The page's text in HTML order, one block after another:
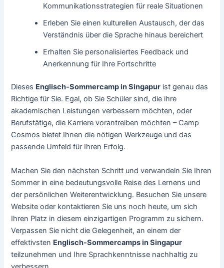
Kommunikationsstrategien für reale Situationen
Erleben Sie einen kulturellen Austausch, der das
Verständnis über die Sprache hinaus bereichert
Erhalten Sie personalisiertes Feedback und
Anerkennung für Ihre Fortschritte
Dieses Englisch-Sommercamp in Singapur ist genau das
Richtige für Sie. Egal, ob Sie Schüler sind, die ihre
akademischen Leistungen verbessern möchten, oder
Berufstätige, die Karriere vorantreiben möchten – Camp
Cosmos bietet Ihnen die nötigen Werkzeuge und das
passende Umfeld für Ihren Erfolg.
Machen Sie den nächsten Schritt und verwandeln Sie Ihren
Sommer in eine bedeutungsvolle Reise des Lernens und
der persönlichen Weiterentwicklung. Besuchen Sie unsere
Website oder kontaktieren Sie uns noch heute, um sich
Ihren Platz in diesem einzigartigen Programm zu sichern.
Verpassen Sie nicht die Gelegenheit, an einem der
effektivsten Englisch-Sommercamps in Singapur
teilzunehmen und Ihre Sprachkenntnisse nachhaltig zu